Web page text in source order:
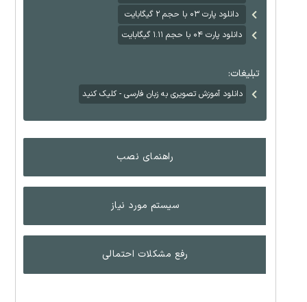
دانلود پارت ۰۳ با حجم ۲ گیگابایت
دانلود پارت ۰۴ با حجم ۱.۱۱ گیگابایت
تبلیغات:
دانلود آموزش تصویری به زبان فارسی - کلیک کنید
راهنمای نصب
سیستم مورد نیاز
رفع مشکلات احتمالی